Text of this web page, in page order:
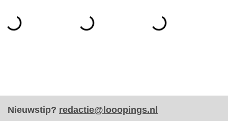
Nieuwstip? redactie@looopings.nl